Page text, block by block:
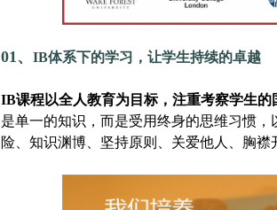
01、 IB体系下的学习，让学生持续的卓越
IB课程以全人教育为目标，注重考察学生的
是单一的知识，而是受用终身的思维习惯
险、知识渊博、坚持原则、关爱他人、胸襟